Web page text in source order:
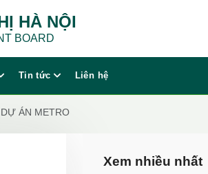
HÀ NỘI
BOARD
Tin tức Liên hệ
ÁN METRO
Xem nhiều nhất